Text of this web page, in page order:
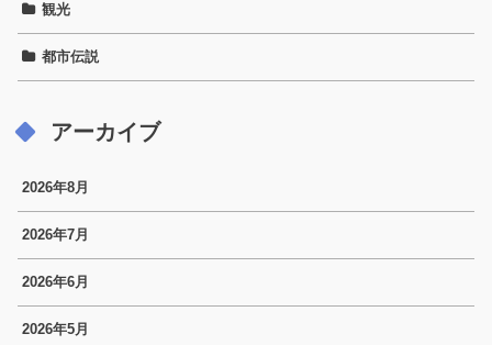
観光
都市伝説
アーカイブ
2026年8月
2026年7月
2026年6月
2026年5月